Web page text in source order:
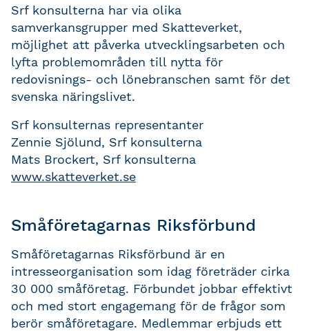
Srf konsulterna har via olika
samverkansgrupper med Skatteverket,
möjlighet att påverka utvecklingsarbeten och
lyfta problemområden till nytta för
redovisnings- och lönebranschen samt för det
svenska näringslivet.
Srf konsulternas representanter
Zennie Sjölund, Srf konsulterna
Mats Brockert, Srf konsulterna
www.skatteverket.se
Småföretagarnas Riksförbund
Småföretagarnas Riksförbund är en
intresseorganisation som idag företräder cirka
30 000 småföretag. Förbundet jobbar effektivt
och med stort engagemang för de frågor som
berör småföretagare. Medlemmar erbjuds ett